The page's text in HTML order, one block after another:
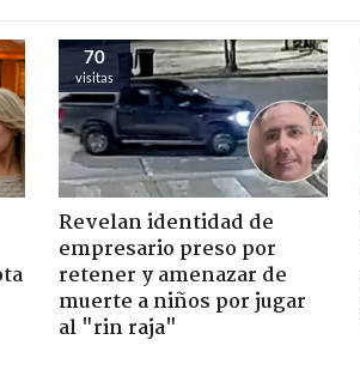
70
visitas
Revelan identidad de
empresario preso por
retener y amenazar de
muerte a niños por jugar
al "rin raja"